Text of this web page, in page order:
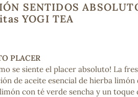
SENTIDOS
YOGI TEA
PLACER
se siente el placer absoluto! La
de aceite esencial de hierba limón
con té verde sencha y un toque